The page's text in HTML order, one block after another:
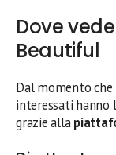
Dove
Beautiful
Dal momento che
interessati hanno
grazie alla